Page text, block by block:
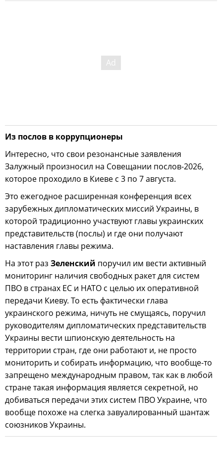
Из послов в коррупционеры
Интересно, что свои резонансные заявления
Залужный произносил на Совещании послов-2026,
которое проходило в Киеве с 3 по 7 августа.
Это ежегодное расширенная конференция всех
зарубежных дипломатических миссий Украины, в
которой традиционно участвуют главы украинских
представительств (послы) и где они получают
наставления главы режима.
На этот раз Зеленский поручил им вести активный
мониторинг наличия свободных ракет для систем
ПВО в странах ЕС и НАТО с целью их оперативной
передачи Киеву. То есть фактически глава
украинского режима, ничуть не смущаясь, поручил
руководителям дипломатических представительств
Украины вести шпионскую деятельность на
территории стран, где они работают и, не просто
мониторить и собирать информацию, что вообще-то
запрещено международным правом, так как в любой
стране такая информация является секретной, но
добиваться передачи этих систем ПВО Украине, что
вообще похоже на слегка завуалированный шантаж
союзников Украины.